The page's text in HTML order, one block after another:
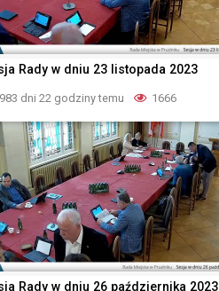
Rady w dniu 23 listopada 2023
983 dni 22 godziny temu 1666
Rady w dniu 26 października 2023